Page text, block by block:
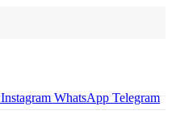
Instagram WhatsApp Telegram